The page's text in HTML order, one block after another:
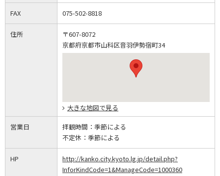
FAX 075-502-8818
住所
〒607-8072
京都府京都市山科区音羽伊勢宿町34
大きな地図で見る
営業日 拝観時間： 季節による
不定休： 季節による
HP
http://kanko.city.kyoto.lg.jp/detail.php?
InforKindCode=1&ManageCode=1000360